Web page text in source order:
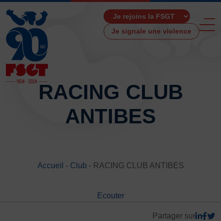
Je signale une violence
Les Boutiques F.S.G.T
RACING CLUB
ANTIBES
Accueil - Club - RACING CLUB ANTIBES
Ecouter
Partager sur